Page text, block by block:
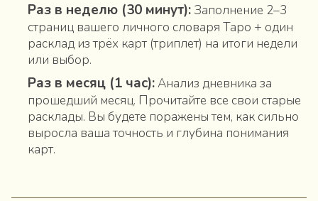
Раз в неделю (30 минут): Заполнение 2–3
страниц вашего личного словаря Таро + один
расклад из трёх карт (триплет) на итоги недели
или выбор.
Раз в месяц (1 час):Анализ дневника за
прошедший месяц. Прочитайте все свои старые
расклады. Вы будете поражены тем, как сильно
выросла ваша точность и глубина понимания
карт.